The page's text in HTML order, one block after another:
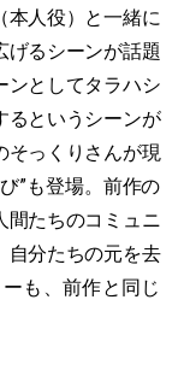
人役）と一緒に
げるシーンが話題
ンとしてタラハシ
るというシーンが
そっくりさんが現
”も登場。前作の
間たちのコミュニ
自分たちの元を去
も、前作と同じ